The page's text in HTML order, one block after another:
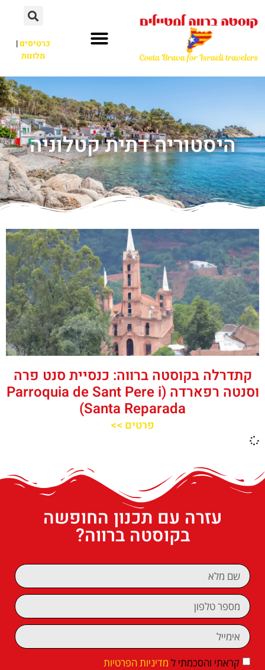
כרטיסים|
מלונות
היסטוריה דתית קטלוניה
קתדרלה בקוסטה ברווה: כנסיית סנט פרה
וסנטה רפארדה (Parroquia de Sant Pere i
Santa Reparada)
פרטים >>
עזרה עם תכנון החופשה
בקוסטה ברווה?
קראתי והסכמתי ל מדיניות הפרטיות